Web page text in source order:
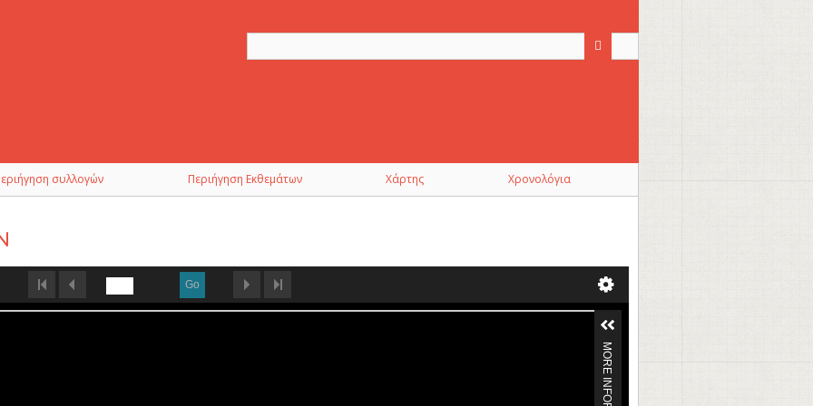
συλλογών Περιήγηση Εκθεμάτων Χάρτης Χρονολόγια
Go